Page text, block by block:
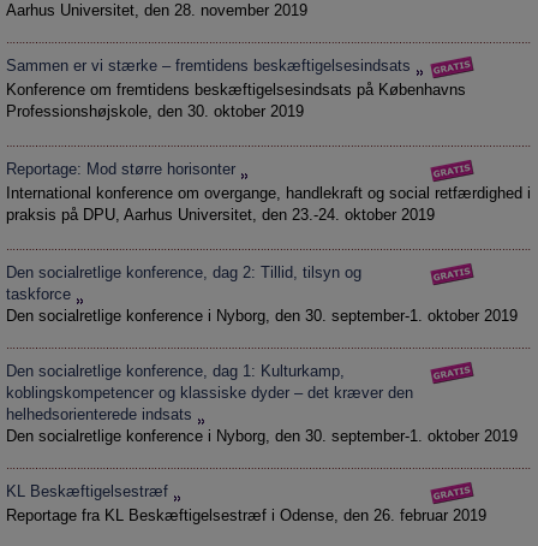
Aarhus Universitet, den 28. november 2019
Sammen er vi stærke – fremtidens beskæftigelsesindsats
Konference om fremtidens beskæftigelsesindsats på Københavns
Professionshøjskole, den 30. oktober 2019
Reportage: Mod større horisonter
International konference om overgange, handlekraft og social retfærdighed i
praksis på DPU, Aarhus Universitet, den 23.-24. oktober 2019
Den socialretlige konference, dag 2: Tillid, tilsyn og
taskforce
Den socialretlige konference i Nyborg, den 30. september-1. oktober 2019
Den socialretlige konference, dag 1: Kulturkamp,
koblingskompetencer og klassiske dyder – det kræver den
helhedsorienterede indsats
Den socialretlige konference i Nyborg, den 30. september-1. oktober 2019
KL Beskæftigelsestræf
Reportage fra KL Beskæftigelsestræf i Odense, den 26. februar 2019